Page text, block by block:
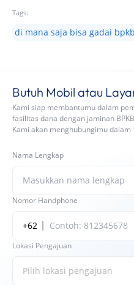
Tags:
di mana saja bisa gadai
Butuh Mobil atau
Kami siap membantumu dalam
fasilitas dana dengan jaminan
Kami akan menghubungimu dalam
Nama Lengkap
Nomor Handphone
+62
Lokasi Pengajuan
Pilih lokasi pengajuan